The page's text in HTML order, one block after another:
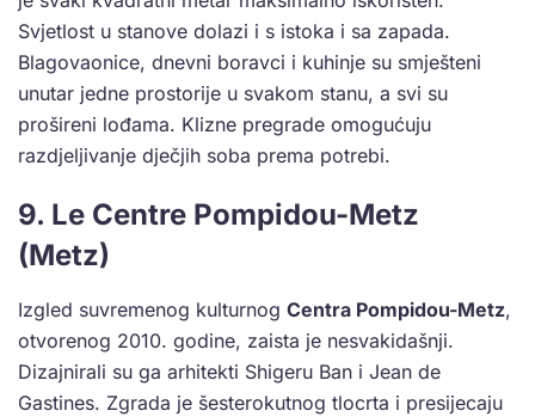
Svjetlost u stanove dolazi i s istoka i sa zapada.
Blagovaonice, dnevni boravci i kuhinje su smješteni
unutar jedne prostorije u svakom stanu, a svi su
prošireni lođama. Klizne pregrade omogućuju
razdjeljivanje dječjih soba prema potrebi.
9. Le Centre Pompidou-Metz
(Metz)
Izgled suvremenog kulturnog Centra Pompidou-Metz,
otvorenog 2010. godine, zaista je nesvakidašnji.
Dizajnirali su ga arhitekti Shigeru Ban i Jean de
Gastines. Zgrada je šesterokutnog tlocrta i presijecaju